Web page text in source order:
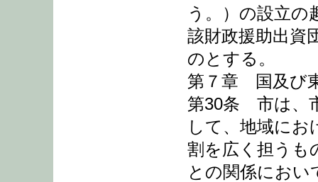
う。）の設立の
該財政援助出資
のとする。
第７章 国及び
第30条 市は、
して、地域にお
割を広く担うも
との関係におい